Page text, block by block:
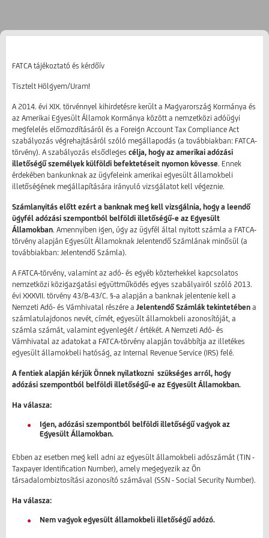
FATCA tájékoztató és kérdőív
Tisztelt Hölgyem/Uram!
A 2014. évi XIX. törvénnyel kihirdetésre került a Magyarország Kormánya és
az Amerikai Egyesült Államok Kormánya között a nemzetközi adóügyi
megfelelés előmozdításáról és a Foreign Account Tax Compliance Act
szabályozás végrehajtásáról szóló megállapodás (a továbbiakban: FATCA-
törvény). A szabályozás elsődleges célja, hogy az amerikai adózási
illetőségű személyek külföldi befektetéseit nyomon kövesse. Ennek
érdekében bankunknak az ügyfeleink amerikai egyesült államokbeli
illetőségének megállapítására irányuló vizsgálatot kell végeznie.
Számlanyitás előtt ezért a banknak meg kell vizsgálnia, hogy a leendő
ügyfél adózási szempontból belföldi illetőségű-e az Egyesült
Államokban. Amennyiben igen, úgy az ügyfél által nyitott számla a FATCA-
törvény alapján Egyesült Államoknak Jelentendő Számlának minősül (a
továbbiakban: Jelentendő Számla).
A FATCA-törvény, valamint az adó- és egyéb közterhekkel kapcsolatos
nemzetközi közigazgatási együttműködés egyes szabályairól szóló 2013.
évi XXXVII. törvény 43/B-43/C. §-a alapján a banknak jelentenie kell a
Nemzeti Adó- és Vámhivatal részére a Jelentendő Számlák tekintetében a
számlatulajdonos nevét, címét, egyesült államokbeli azonosítóját, a
számla számát, valamint egyenlegét / értékét. A Nemzeti Adó- és
Vámhivatal az adatokat a FATCA-törvény alapján továbbítja az illetékes
egyesült államokbeli hatóság, az Internal Revenue Service (IRS) felé.
A fentiek alapján kérjük Önnek nyilatkozni szükséges arról, hogy
adózási szempontból belföldi illetőségű-e az Egyesült Államokban.
Ha válasza:
Igen, adózási szempontból belföldi illetőségű vagyok az
Egyesült Államokban.
Ebben az esetben meg kell adni az egyesült államokbeli adószámát (TIN -
Taxpayer Identification Number), amely megegyezik az Ön
társadalombiztosítási azonosító számával (SSN - Social Security Number).
Ha válasza:
Nem vagyok egyesült államokbeli illetőségű adózó.